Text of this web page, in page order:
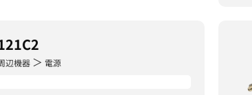
辺機器 ＞ 電源